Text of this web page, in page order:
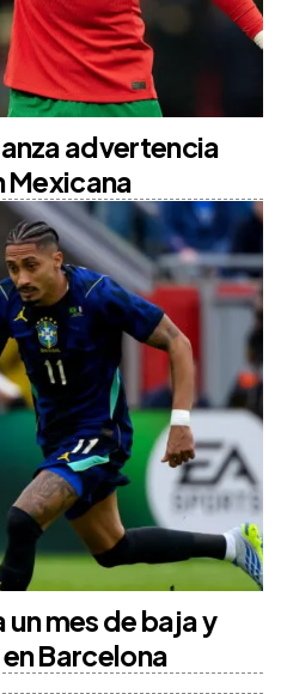
advertencia
Mexicana
un mes de baja y
Barcelona